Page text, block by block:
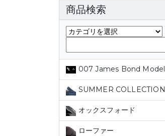
商品検索
007 James Bond Model
SUMMER COLLECTION
オックスフォード
ローファー